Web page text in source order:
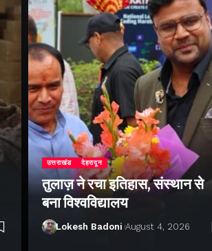
उत्तराखंड देहरादून
तुलाज़ ने रचा इतिहास, संस्थान से
बना विश्वविद्यालय
Lokesh Badoni August 4, 2026